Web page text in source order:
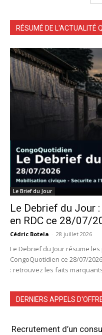
RÉSUMÉ DE L'ACTUALITÉ
Le Brief du Jour
Le Debrief du Jour
en RDC ce 28/07/
Cédric Botela - 28 juillet 2026
Le Debrief du Jour résume
CongoQuotidien ce 28/07/
: retrouvez les faits
DERNIERS APPELS
Recrutement d’un